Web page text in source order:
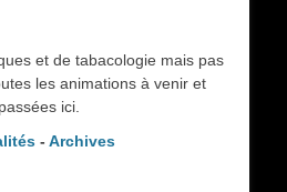
et de tabacologie mais pas
les animations à venir et
passées ici.
- Archives